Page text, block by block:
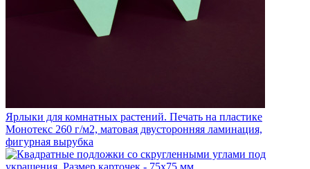
Ярлыки для комнатных растений. Печать на пластике
Монотекс 260 г/м2, матовая двусторонняя ламинация,
фигурная вырубка